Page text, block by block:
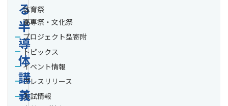
る
半
導
体
講
義
体育祭
高専祭・文化祭
プロジェクト型寄附
トピックス
イベント情報
プレスリリース
入試情報